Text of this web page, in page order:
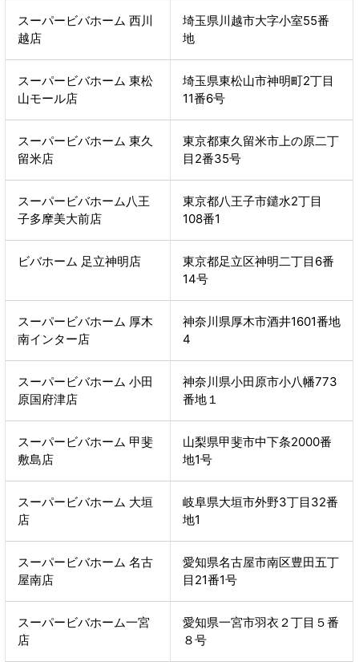
スーパービバホーム 西川
越店
埼玉県川越市大字小室55番
地
スーパービバホーム 東松
山モール店
埼玉県東松山市神明町2丁目
11番6号
スーパービバホーム 東久
留米店
東京都東久留米市上の原二丁
目2番35号
スーパービバホーム八王
子多摩美大前店
東京都八王子市鑓水2丁目
108番1
ビバホーム 足立神明店
東京都足立区神明二丁目6番
14号
スーパービバホーム 厚木
南インター店
神奈川県厚木市酒井1601番地
4
スーパービバホーム 小田
原国府津店
神奈川県小田原市小八幡773
番地１
スーパービバホーム 甲斐
敷島店
山梨県甲斐市中下条2000番
地1号
スーパービバホーム 大垣
店
岐阜県大垣市外野3丁目32番
地1
スーパービバホーム 名古
屋南店
愛知県名古屋市南区豊田五丁
目21番1号
スーパービバホーム一宮
店
愛知県一宮市羽衣２丁目５番
８号